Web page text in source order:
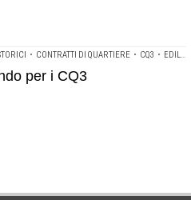
• CONTRATTI DI QUARTIERE • CQ3 • EDILIZIA RESIDENZIALE
per i CQ3